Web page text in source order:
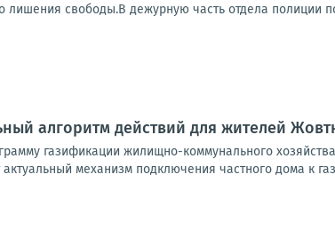
лишения свободы.В дежурную часть отдела полиции
алгоритм действий для жителей
газификации жилищно-коммунального
механизм подключения частного дома к